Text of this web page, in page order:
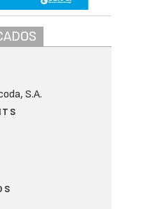
S.A.